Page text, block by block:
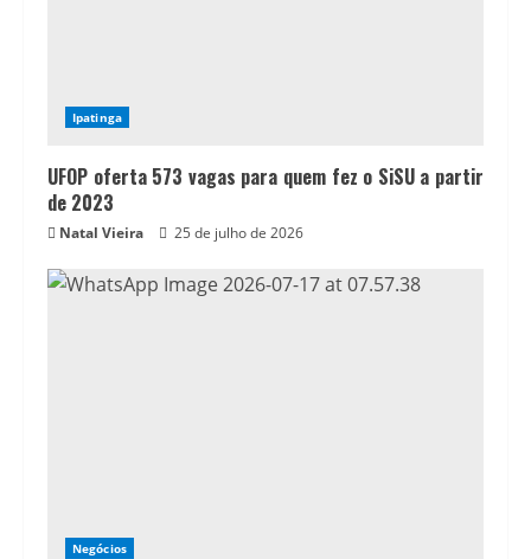
Ipatinga
UFOP oferta 573 vagas para quem fez o SiSU a partir
de 2023
Natal Vieira 25 de julho de 2026
Negócios